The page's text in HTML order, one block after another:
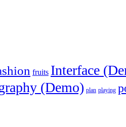
fruits Interface
(Demo) plan playing